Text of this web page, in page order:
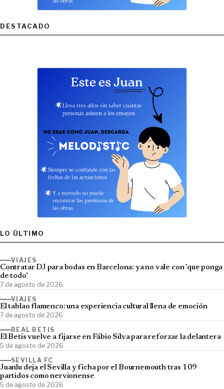
DESTACADO
LO ÚLTIMO
VIAJES
Contratar DJ para bodas en Barcelona: ya no vale con 'que ponga
de todo'
7 de agosto de 2026
VIAJES
El tablao flamenco: una experiencia cultural llena de emoción
7 de agosto de 2026
REAL BETIS
El Betis vuelve a fijarse en Fábio Silva para reforzar la delantera
5 de agosto de 2026
SEVILLA FC
Juanlu deja el Sevilla y ficha por el Bournemouth tras 109
partidos como nervionense
5 de agosto de 2026